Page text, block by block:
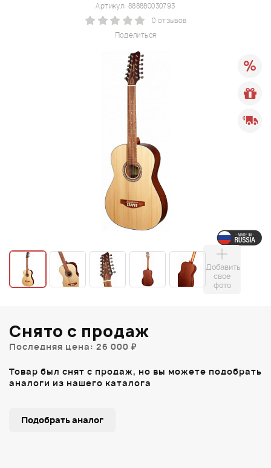
Поделиться
Артикул: 888880030793
0 отзывов
Добавить
свое
фото
Снято с продаж
Последняя цена: 26 000 ₽
Товар был снят с продаж, но вы можете подобрать
аналоги из нашего каталога
Подобрать аналог